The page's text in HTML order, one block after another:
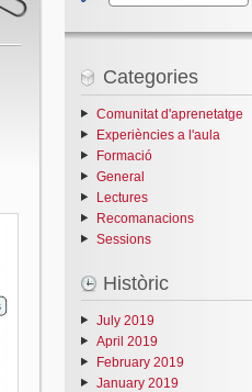
Categories
Comunitat d'aprenetatge
Experiències a l'aula
Formació
General
Lectures
Recomanacions
Sessions
Històric
July 2019
April 2019
February 2019
January 2019